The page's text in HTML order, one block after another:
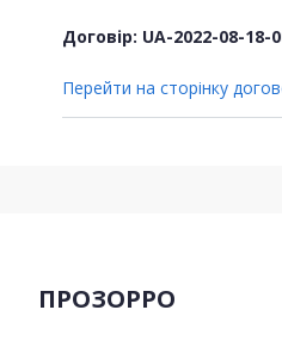
Договір: UA-2022-08-18-
Перейти на сторінку
ПРОЗОРРО